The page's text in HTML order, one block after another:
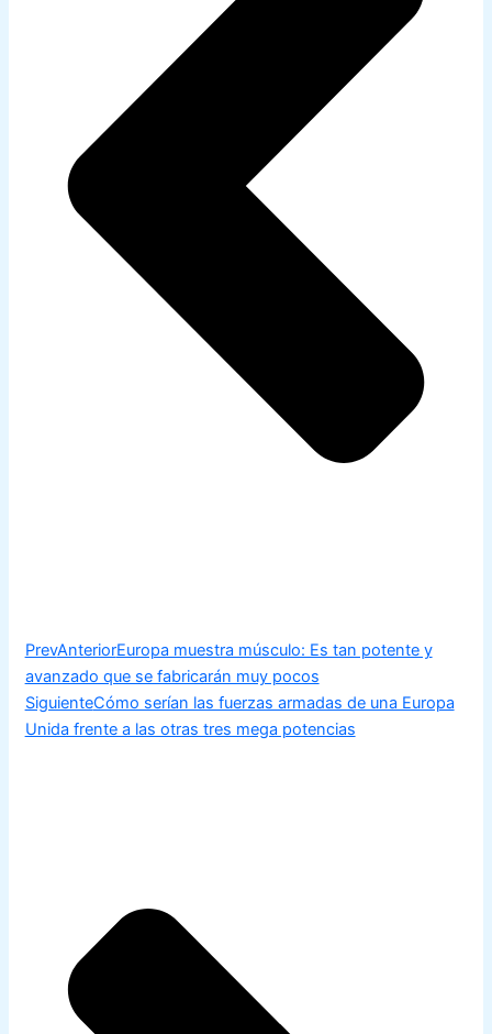
PrevAnteriorEuropa muestra músculo: Es tan potente y
avanzado que se fabricarán muy pocos
SiguienteCómo serían las fuerzas armadas de una Europa
Unida frente a las otras tres mega potencias